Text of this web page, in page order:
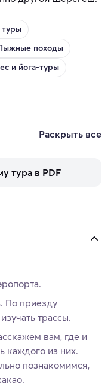
походы
и йога-туры
Раскрыть все
тура в PDF
По приезду
трассы.
вам, где и
каждого из них.
познакомимся,